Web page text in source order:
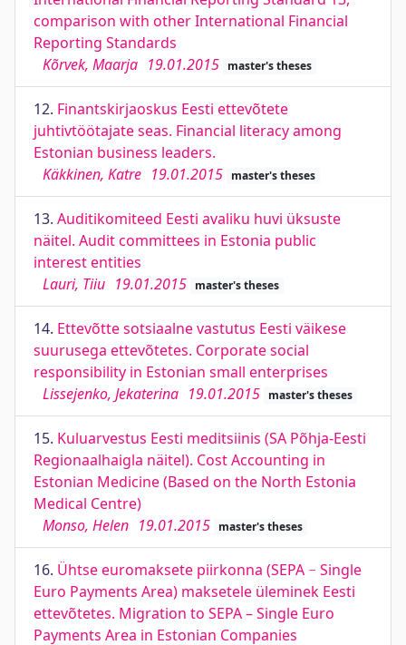
comparison with other International Financial
Reporting Standards
Kõrvek, Maarja 19.01.2015 master's theses
12. Finantskirjaoskus Eesti ettevõtete
juhtivtöötajate seas. Financial literacy among
Estonian business leaders.
Käkkinen, Katre 19.01.2015 master's theses
13. Auditikomiteed Eesti avaliku huvi üksuste
näitel. Audit committees in Estonia public
interest entities
Lauri, Tiiu 19.01.2015 master's theses
14. Ettevõtte sotsiaalne vastutus Eesti väikese
suurusega ettevõtetes. Corporate social
responsibility in Estonian small enterprises
Lissejenko, Jekaterina 19.01.2015 master's theses
15. Kuluarvestus Eesti meditsiinis (SA Põhja-Eesti
Regionaalhaigla näitel). Cost Accounting in
Estonian Medicine (Based on the North Estonia
Medical Centre)
Monso, Helen 19.01.2015 master's theses
16. Ühtse euromaksete piirkonna (SEPA − Single
Euro Payments Area) maksetele üleminek Eesti
ettevõtetes. Migration to SEPA – Single Euro
Payments Area in Estonian Companies